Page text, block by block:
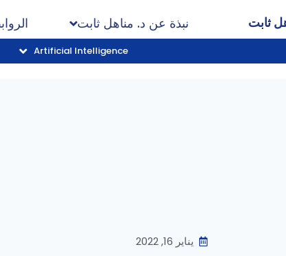
ثابت نبذة عن د. مناهل ثابت
Artificial Intelligence
يناير 16, 2022